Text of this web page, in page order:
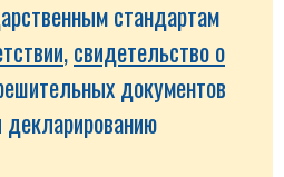
стандартам
,свидетельство о
документов